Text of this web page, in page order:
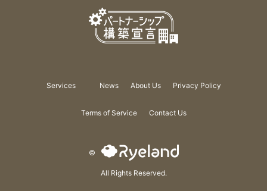
Services News About Us Privacy Policy
Terms of Service Contact Us
©
All Rights Reserved.